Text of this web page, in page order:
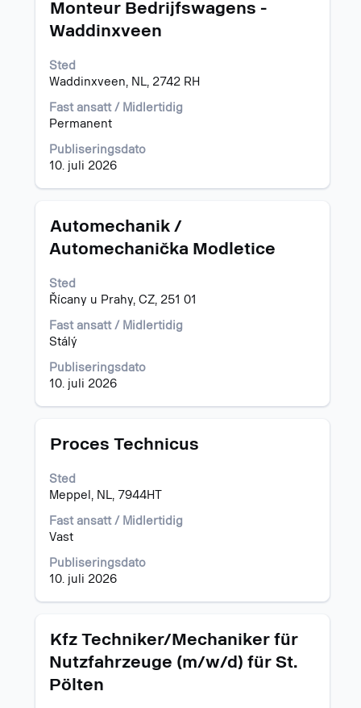
Tittel
Monteur Bedrijfswagens -
Waddinxveen
Sted
Waddinxveen, NL, 2742 RH
Fast ansatt / Midlertidig
Permanent
Publiseringsdato
10. juli 2026
Velg
mellomromstasten
å
vise
det
fullstendige
i
jobbinformasjonen.
Tittel
Automechanik /
Automechanička Modletice
Sted
Řícany u Prahy, CZ, 251 01
Fast ansatt / Midlertidig
Stálý
Publiseringsdato
10. juli 2026
Velg
mellomromstasten
å
vise
det
fullstendige
innholdet
i
jobbinformasjonen.
Tittel
Proces Technicus
Sted
Meppel, NL, 7944HT
Fast ansatt / Midlertidig
Vast
Publiseringsdato
10. juli 2026
Velg
mellomromstasten
for
vise
det
innholdet
jobbinformasjonen.
Tittel
Kfz Techniker/Mechaniker für
Nutzfahrzeuge (m/w/d) für St.
Pölten
Velg
mellomromstasten
for